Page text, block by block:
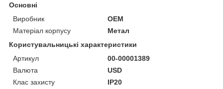
Основні
Виробник
OEM
Матеріал корпусу
Метал
Користувальницькі характеристики
Артикул
00-00001389
Валюта
USD
Клас захисту
IP20